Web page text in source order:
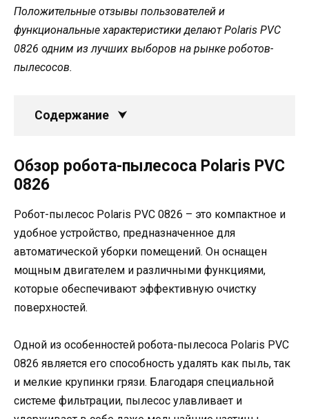
Положительные отзывы пользователей и
функциональные характеристики делают Polaris PVC
0826 одним из лучших выборов на рынке роботов-
пылесосов.
Содержание
Обзор робота-пылесоса Polaris PVC
0826
Робот-пылесос Polaris PVC 0826 – это компактное и
удобное устройство, предназначенное для
автоматической уборки помещений. Он оснащен
мощным двигателем и различными функциями,
которые обеспечивают эффективную очистку
поверхностей.
Одной из особенностей робота-пылесоса Polaris PVC
0826 является его способность удалять как пыль, так
и мелкие крупинки грязи. Благодаря специальной
системе фильтрации, пылесос улавливает и